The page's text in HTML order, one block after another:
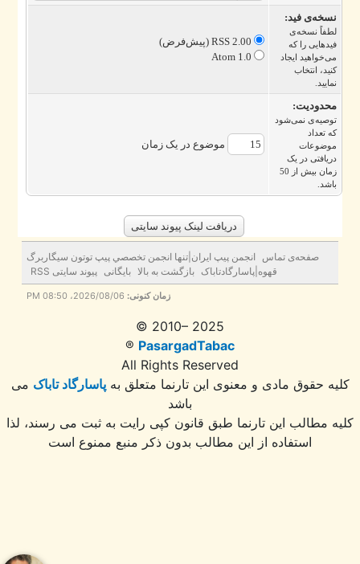
نسخه‌ی فید:
لطفاً نسخه‌ی
فیدهایی را که
می‌خواهید ایجاد
کنید، انتخاب
محدودیت:
توصیه‌ی نمی‌شود
که تعداد
موضوعات
دریافتی در یک
زمان بیش از 50
موضوع در یک زمان
صفحه‌ی تماس
انجمن پيپ ايران|تنها انجمن تخصصي پيپ توتون سيگاربرگ
قهوه|پاسارگادتاباک بازگشت به بالا بایگانی پیوند سایتی RSS
زمان کنونی:2026/08/06، 08:50 PM
© 2010– 2025
®PasargadTabac
All Rights Reserved
حقوق مادی و معنوی اين تارنما متعلق بهپاسارگاد تاباکمی
مطالب این تارنما طبق قانون کپی رایت به ثبت می رسند، لذا
استفاده از این مطالب بدون ذکر منبع ممنوع است